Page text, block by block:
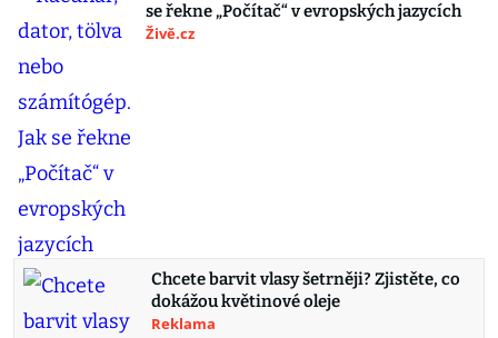
se řekne „Počítač“ v evropských jazycích
Živě.cz
Chcete barvit vlasy šetrněji? Zjistěte, co
dokážou květinové oleje
Reklama